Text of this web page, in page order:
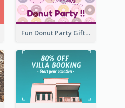
Fun Donut Party Gift Card With Special Title